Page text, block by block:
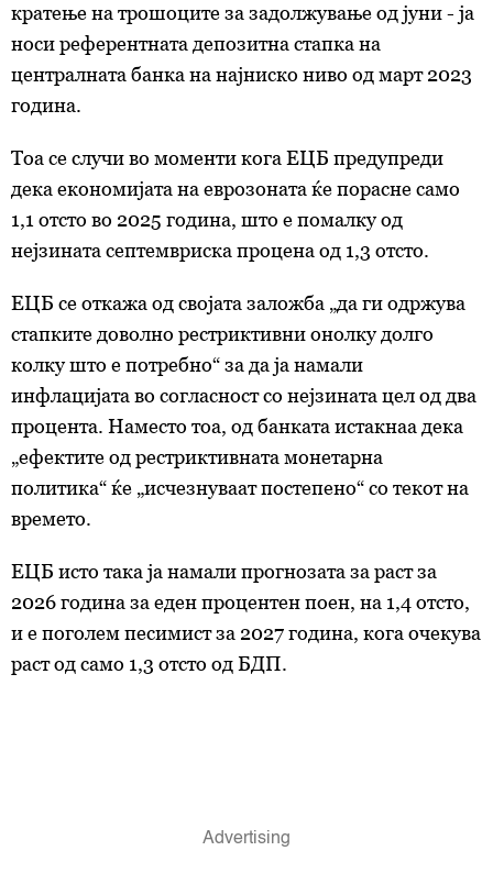
кратење на трошоците за задолжување од јуни - ја
носи референтната депозитна стапка на
централната банка на најниско ниво од март 2023
година.
Тоа се случи во моменти кога ЕЦБ предупреди
дека економијата на еврозоната ќе порасне само
1,1 отсто во 2025 година, што е помалку од
нејзината септемвриска процена од 1,3 отсто.
ЕЦБ се откажа од својата заложба „да ги одржува
стапките доволно рестриктивни онолку долго
колку што е потребно“ за да ја намали
инфлацијата во согласност со нејзината цел од два
процента. Наместо тоа, од банката истакнаа дека
„ефектите од рестриктивната монетарна
политика“ ќе „исчезнуваат постепено“ со текот на
времето.
ЕЦБ исто така ја намали прогнозата за раст за
2026 година за еден процентен поен, на 1,4 отсто,
и е поголем песимист за 2027 година, кога очекува
раст од само 1,3 отсто од БДП.